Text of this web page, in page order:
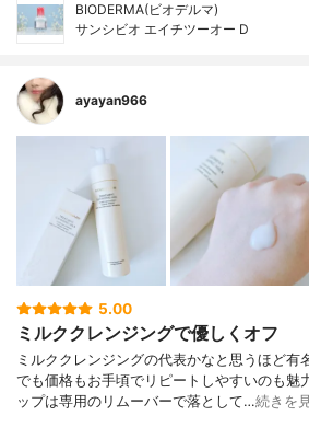
BIODERMA(ビオデルマ)
サンシビオ エイチツーオー D
ayayan966
5.00
ミルククレンジングで優しくオフ
ミルククレンジングの代表かなと思うほど有
でも価格もお手頃でリピートしやすいのも魅
ップは専用のリムーバーで落として…続きを